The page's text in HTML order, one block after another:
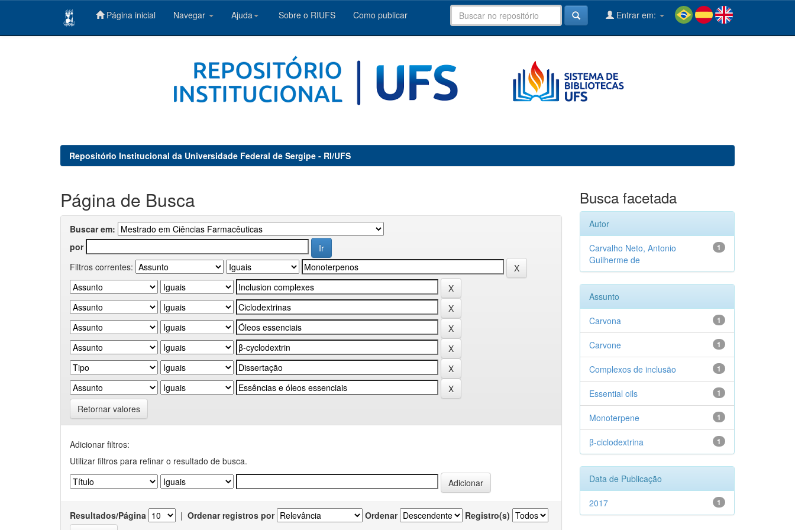
Página inicial Navegar Ajuda Sobre o RIUFS Como publicar Entrar em:
Repositório Institucional da Universidade Federal de Sergipe - RI/UFS
Página de Busca
Buscar em:
por
Filtros correntes:
Retornar valores
Adicionar filtros:
Utilizar filtros para refinar o resultado de busca.
Resultados/Página | Ordenar registros por Ordenar Registro(s)
Busca facetada
Autor
1
Carvalho Neto, Antonio
Guilherme de
Assunto
1
Carvona
1
Carvone
1
Complexos de inclusão
1
Essential oils
1
Monoterpene
1
β-ciclodextrina
Data de Publicação
1
2017